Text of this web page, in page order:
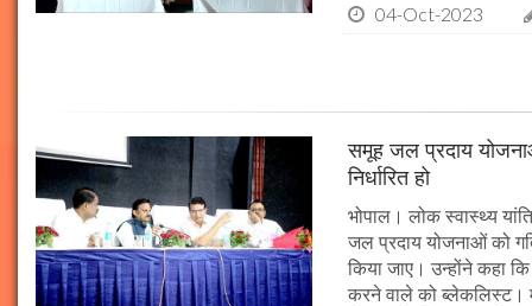
04-Oct-2023
समूह जल प्रदाय
निर्धारित हो
भोपाल। लोक स्वास्थ्य
जल प्रदाय योजनाओं को
किया जाए। उन्होंने कहा
करने वाले को ब्लेकलिस्ट।